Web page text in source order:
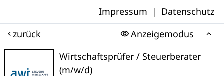
Impressum | Datenschutz
zurück
Anzeigemodus
Wirtschaftsprüfer / Steuerberater
(m/w/d)